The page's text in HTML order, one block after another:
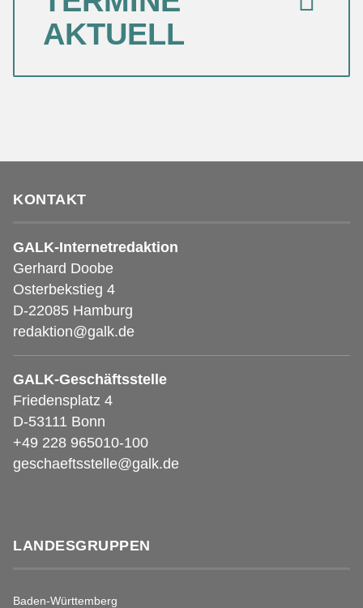
AKTUELL
KONTAKT
GALK-Internetredaktion
Gerhard Doobe
Osterbekstieg 4
D-22085 Hamburg
redaktion@galk.de
GALK-Geschäftsstelle
Friedensplatz 4
D-53111 Bonn
+49 228 965010-100
geschaeftsstelle@galk.de
LANDESGRUPPEN
Baden-Württemberg